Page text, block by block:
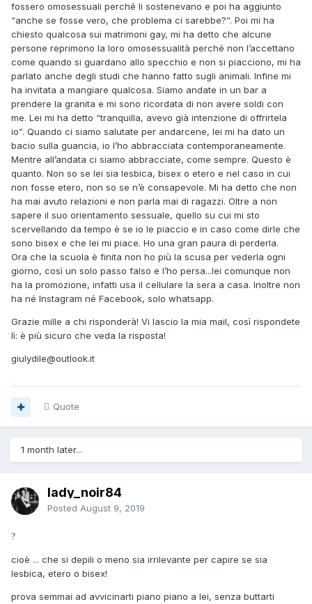
fossero omosessuali perché li sostenevano e poi ha aggiunto
“anche se fosse vero, che problema ci sarebbe?”. Poi mi ha
chiesto qualcosa sui matrimoni gay, mi ha detto che alcune
persone reprimono la loro omosessualità perché non l’accettano
come quando si guardano allo specchio e non si piacciono, mi ha
parlato anche degli studi che hanno fatto sugli animali. Infine mi
ha invitata a mangiare qualcosa. Siamo andate in un bar a
prendere la granita e mi sono ricordata di non avere soldi con
me. Lei mi ha detto “tranquilla, avevo già intenzione di offrirtela
io”. Quando ci siamo salutate per andarcene, lei mi ha dato un
bacio sulla guancia, io l’ho abbracciata contemporaneamente.
Mentre all’andata ci siamo abbracciate, come sempre. Questo è
quanto. Non so se lei sia lesbica, bisex o etero e nel caso in cui
non fosse etero, non so se n’è consapevole. Mi ha detto che non
ha mai avuto relazioni e non parla mai di ragazzi. Oltre a non
sapere il suo orientamento sessuale, quello su cui mi sto
scervellando da tempo è se io le piaccio e in caso come dirle che
sono bisex e che lei mi piace. Ho una gran paura di perderla.
Ora che la scuola è finita non ho più la scusa per vederla ogni
giorno, così un solo passo falso e l’ho persa...lei comunque non
ha la promozione, infatti usa il cellulare la sera a casa. Inoltre non
ha né Instagram né Facebook, solo whatsapp.
Grazie mille a chi risponderà! Vi lascio la mia mail, così rispondete
lì: è più sicuro che veda la risposta!
giulydile@outlook.it
Quote
1 month later...
lady_noir84
Posted August 9, 2019
?
cioè ... che si depili o meno sia irrilevante per capire se sia
lesbica, etero o bisex!
prova semmai ad avvicinarti piano piano a lei, senza buttarti